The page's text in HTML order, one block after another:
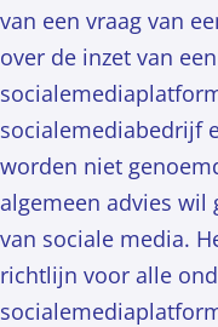
van een vraag van
over de inzet van
socialemediabedrijf
worden niet
algemeen advies wil
van sociale media.
richtlijn voor alle